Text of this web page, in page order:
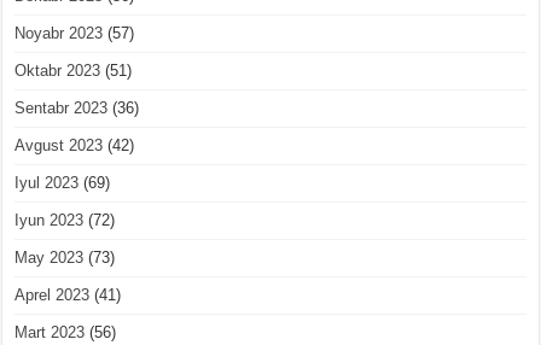
Noyabr 2023 (57)
Oktabr 2023 (51)
Sentabr 2023 (36)
Avgust 2023 (42)
Iyul 2023 (69)
Iyun 2023 (72)
May 2023 (73)
Aprel 2023 (41)
Mart 2023 (56)